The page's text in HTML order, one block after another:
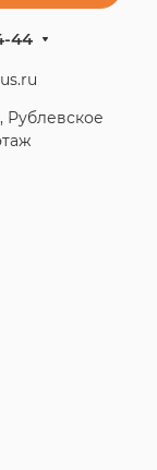
44
Рублевское